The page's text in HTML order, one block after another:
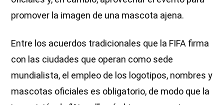
promover la imagen de una mascota ajena.
Entre los acuerdos tradicionales que la FIFA firma
con las ciudades que operan como sede
mundialista, el empleo de los logotipos, nombres y
mascotas oficiales es obligatorio, de modo que la